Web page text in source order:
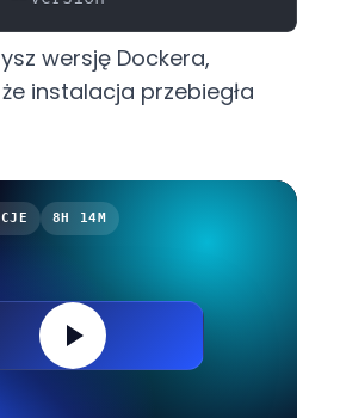
wersję Dockera,
instalacja przebiegła
8H 14M